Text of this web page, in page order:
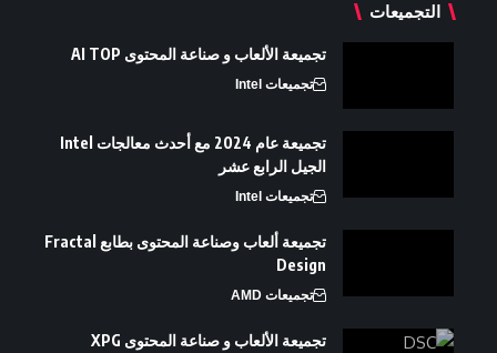
التجميعات
تجميعة الألعاب و صناعة المحتوى AI TOP
تجميعات Intel
تجميعة عام 2024 مع أحدث معالجات Intel
الجيل الرابع عشر
تجميعات Intel
تجميعة ألعاب وصناعة المحتوى بطابع Fractal
Design
تجميعات AMD
تجميعة الألعاب و صناعة المحتوى XPG